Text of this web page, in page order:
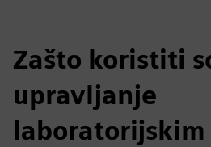
Zašto koristiti
upravljanje
laboratorijskim